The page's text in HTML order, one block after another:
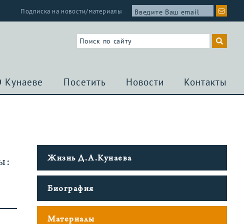
Подписка на новости/материалы
Кунаеве Посетить Новости Контакты
Жизнь Д.А.Кунаева
Биография
Материалы